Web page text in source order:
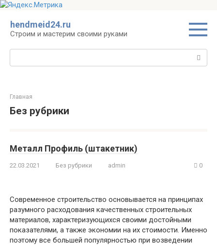
контенту
hendmeid24.ru
Строим и мастерим своими руками
Поиск:
Главная
Без рубрики
Металл Профиль (штакетник)
22.03.2021 Без рубрики admin 0
Современное строительство основывается на принципах
разумного расходования качественных строительных
материалов, характеризующихся своими достойными
показателями, а также экономии на их стоимости. Именно
поэтому все большей популярностью при возведении